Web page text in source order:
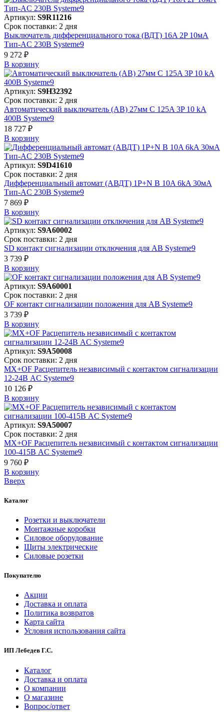
Артикул: S9R11216
Срок поставки: 2 дня
Выключатель дифференциального тока (ВДТ) 16A 2P 10мА
Тип-AC 230В Systeme9
9 272 ₽
В корзинy
Артикул: S9H32392
Срок поставки: 2 дня
Автоматический выключатель (АВ) 27мм C 125A 3P 10 kA
400В Systeme9
18 727 ₽
В корзинy
Артикул: S9D41610
Срок поставки: 2 дня
Дифференциальный автомат (АВДТ) 1P+N B 10A 6kA 30мА
Тип-AC 230В Systeme9
7 869 ₽
В корзинy
Артикул: S9A60002
Срок поставки: 2 дня
SD контакт сигнализации отключения для АВ Systeme9
3 739 ₽
В корзинy
Артикул: S9A60001
Срок поставки: 2 дня
OF контакт сигнализации положения для АВ Systeme9
3 739 ₽
В корзинy
Артикул: S9A50008
Срок поставки: 2 дня
MX+OF Расцепитель независимый с контактом сигнализации
12-24В AC Systeme9
10 126 ₽
В корзинy
Артикул: S9A50007
Срок поставки: 2 дня
MX+OF Расцепитель независимый с контактом сигнализации
100-415В AC Systeme9
9 760 ₽
В корзинy
Вверх
Каталог
Розетки и выключатели
Монтажные коробки
Силовое оборудование
Щиты электрические
Силовые розетки
Покупателю
Акции
Доставка и оплата
Политика возвратов
Карта сайта
Условия использования сайта
ИП Лебедев Г.С.
Каталог
Доставка и оплата
О компании
О магазине
Вопрос/ответ